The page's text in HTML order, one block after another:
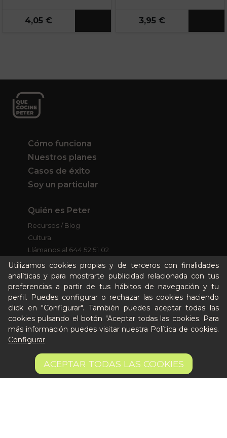
AÑADIR A LA CESTA
4,05 € 3,95 €
Utilizamos cookies propias y de terceros con finalidades
analíticas y para mostrarte publicidad relacionada con tus
preferencias a partir de tus hábitos de navegación y tu
perfil. Puedes configurar o rechazar las cookies haciendo
click en "Configurar". También puedes aceptar todas las
cookies pulsando el botón "Aceptar todas las cookies. Para
más información puedes visitar nuestra Política de cookies.
Configurar
ACEPTAR TODAS LAS COOKIES
Cómo funciona
Nuestros planes
Casos de éxito
Soy un particular
Quién es Peter
Recursos / Blog
Cultura
Llámanos al 644 52 51 02
Escríbenos al Whatsapp
Escríbenos al correo
De lunes a viernes de 8:30 a 14:00
Quiero ser partner de Peter